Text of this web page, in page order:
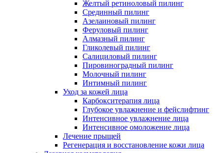
Желтый ретиноловый пилинг
Срединный пилинг
Азелаиновый пилинг
Феруловый пилинг
Алмазный пилинг
Гликолевый пилинг
Салициловый пилинг
Пировиноградный пилинг
Молочный пилинг
Интимный пилинг
Уход за кожей лица
Карбокситерапия лица
Глубокое увлажнение и фейслифтинг
Интенсивное увлажнение лица
Интенсивное омоложение лица
Лечение прыщей
Регенерация и восстановление кожи лица